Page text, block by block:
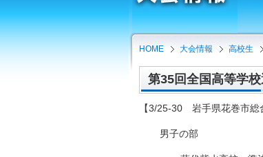
HOME 大会情報 高校生
第35回全国高等学
【3/25-30 岩手県花巻市総
男子の部